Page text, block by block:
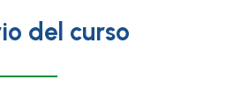
del curso